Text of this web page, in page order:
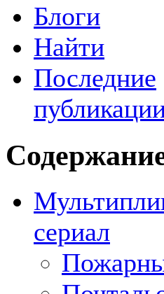
Блоги
Найти
Последние
сериал